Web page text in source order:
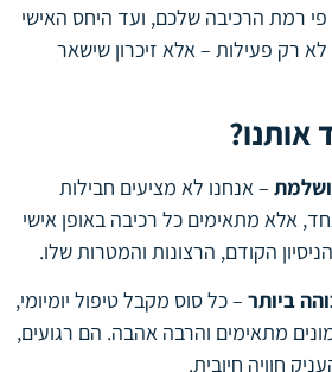
רמת הרכיבה שלכם, ועד היחס האישי
רק פעילות – אלא זיכרון שישאר
– אנחנו לא מציעים חבילות
אלא מתאימים כל רכיבה באופן אישי
הקודם, הרצונות והמטרות שלו.
ביותר – כל סוס מקבל טיפול יומיומי,
מתאימים והרבה אהבה. הם רגועים,
חוויה חיובית.